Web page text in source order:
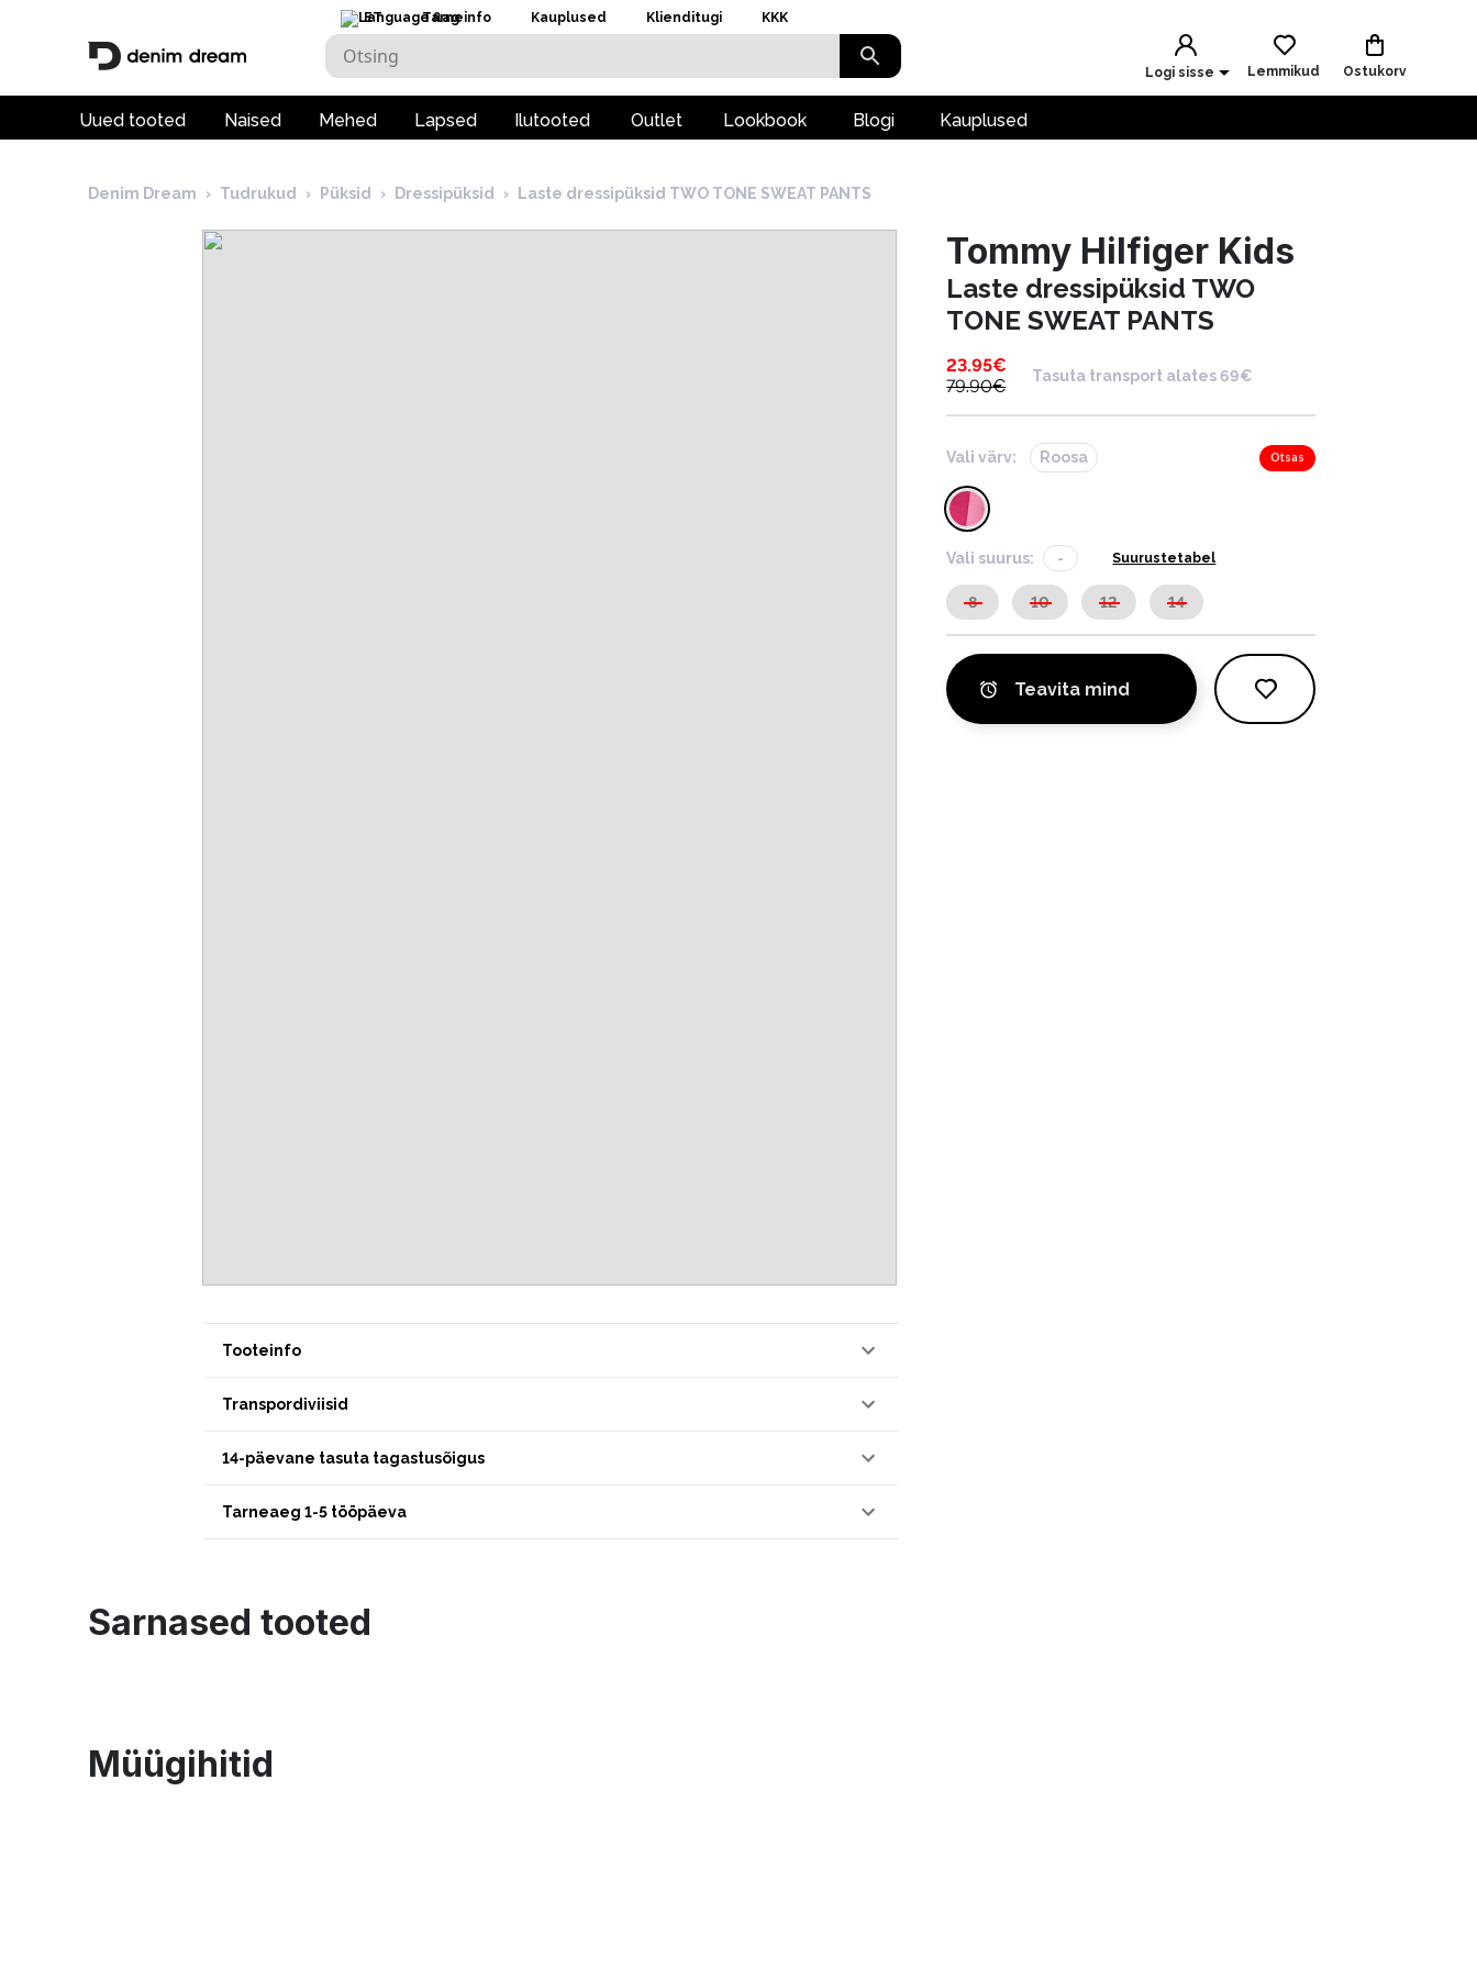
ET Tarneinfo Kauplused Klienditugi KKK
Logi sisse Lemmikud Ostukorv
Uued tooted Naised Mehed Lapsed Ilutooted Outlet Lookbook Blogi Kauplused
Denim Dream › Tudrukud › Püksid › Dressipüksid › Laste dressipüksid TWO TONE SWEAT PANTS
Tooteinfo
Transpordiviisid
14-päevane tasuta tagastusõigus
Tarneaeg 1-5 tööpäeva
Tommy Hilfiger Kids
Laste dressipüksid TWO
TONE SWEAT PANTS
23.95€
79.90€
Tasuta transport alates 69€
Vali värv: Roosa Otsas
Vali suurus: - Suurustetabel
8 10 12 14
Teavita mind
Sarnased tooted
Müügihitid